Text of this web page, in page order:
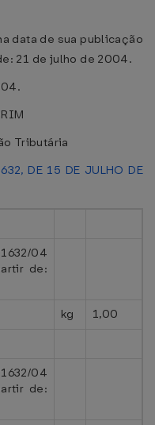
data de sua publicação
21 de julho de 2004.
Tributária
DE 15 DE JULHO DE
04
de:
kg
1,00
04
de: